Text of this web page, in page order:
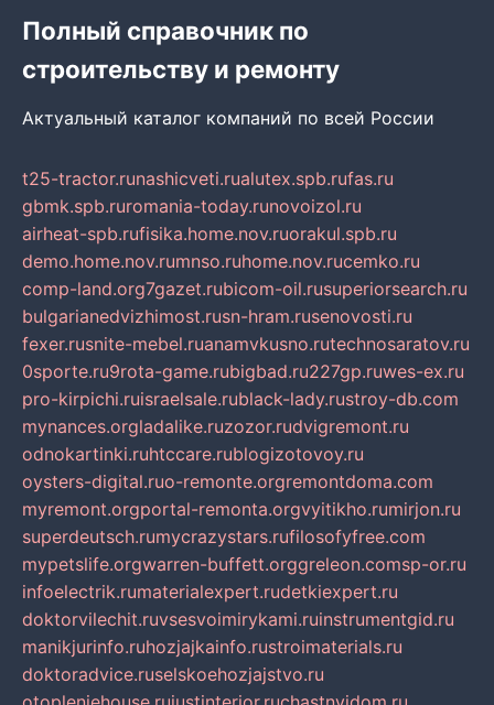
Полный справочник по
строительству и ремонту
Актуальный каталог компаний по всей России
t25-tractor.runashicveti.rualutex.spb.rufas.ru
gbmk.spb.ruromania-today.runovoizol.ru
airheat-spb.rufisika.home.nov.ruorakul.spb.ru
demo.home.nov.rumnso.ruhome.nov.rucemko.ru
comp-land.org7gazet.rubicom-oil.rusuperiorsearch.ru
bulgarianedvizhimost.rusn-hram.rusenovosti.ru
fexer.rusnite-mebel.ruanamvkusno.rutechnosaratov.ru
0sporte.ru9rota-game.rubigbad.ru227gp.ruwes-ex.ru
pro-kirpichi.ruisraelsale.rublack-lady.rustroy-db.com
mynances.orgladalike.ruzozor.rudvigremont.ru
odnokartinki.ruhtccare.rublogizotovoy.ru
oysters-digital.ruo-remonte.orgremontdoma.com
myremont.orgportal-remonta.orgvyitikho.rumirjon.ru
superdeutsch.rumycrazystars.rufilosofyfree.com
mypetslife.orgwarren-buffett.orggreleon.comsp-or.ru
infoelectrik.rumaterialexpert.rudetkiexpert.ru
doktorvilechit.ruvsesvoimirykami.ruinstrumentgid.ru
manikjurinfo.ruhozjajkainfo.rustroimaterials.ru
doktoradvice.ruselskoehozjajstvo.ru